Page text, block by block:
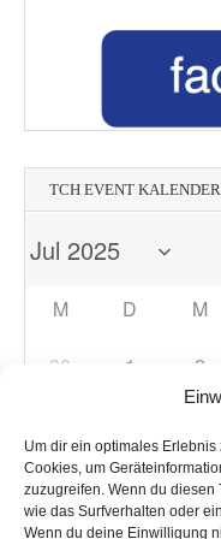
Um dir ein optimales
Cookies, um
zuzugreifen. Wenn du diesen
wie das Surfverhalten oder
Wenn du deine Einwilligung
TCH EVENT KALENDER
M D M
30 1 2
7
14 15 16